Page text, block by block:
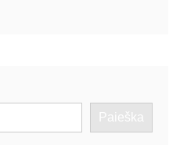
Paieška